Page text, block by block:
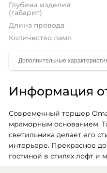
Глубина изделия
(габарит)
Длина провода
Количество ламп
Информация
Современный торшер
мраморным основанием.
светильника делает его
интерьере. Прекрасное
гостиной в стилях лофт и